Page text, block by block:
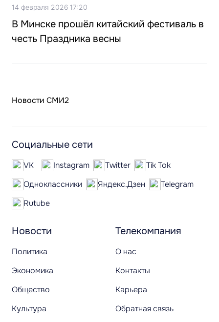
14 февраля 2026 17:20
В Минске прошёл китайский фестиваль в
честь Праздника весны
Новости СМИ2
Новости
Политика
Экономика
Общество
Культура
Телекомпания
О нас
Контакты
Карьера
Обратная связь
Социальные сети
VK Instagram Twitter
Tik Tok
Одноклассники
Яндекс.Дзен
Telegram
Rutube